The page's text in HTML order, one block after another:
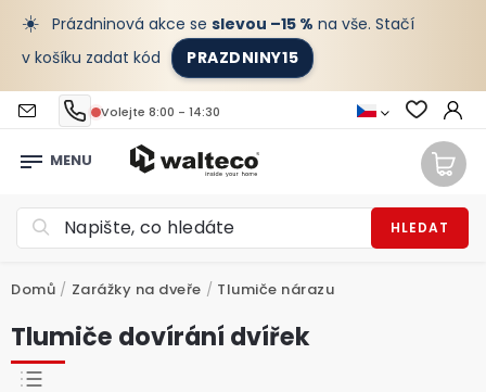
☀️ Prázdninová akce se slevou –15 % na vše. Stačí
v košíku zadat kód
PRAZDNINY15
Volejte 8:00 - 14:30
HLEDAT
Domů / Zarážky na dveře / Tlumiče nárazu
Tlumiče dovírání dvířek